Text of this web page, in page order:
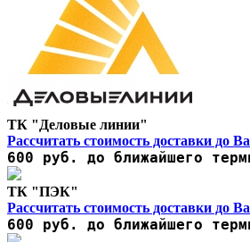
ТК "Деловые линии"
Рассчитать стоимость доставки до
600 руб. до ближайшего
ТК "ПЭК"
Рассчитать стоимость доставки до
600 руб. до ближайшего